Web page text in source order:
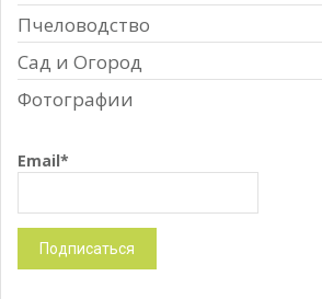
Пчеловодство
Сад и Огород
Фотографии
Email*